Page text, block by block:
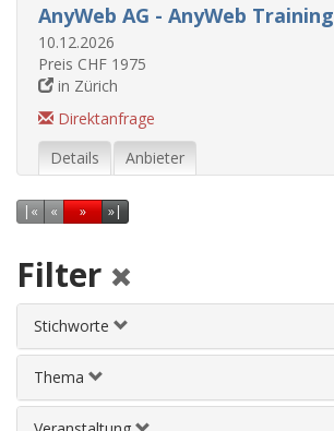
AnyWeb AG - AnyWeb Training
10.12.2026
Preis CHF 1975
in Zürich
Direktanfrage
Details
Anbieter
| « Erste Seite
« Vorherige Seite
»Nächste Seite
»|Letzte Seite
Filter
Stichworte
Thema